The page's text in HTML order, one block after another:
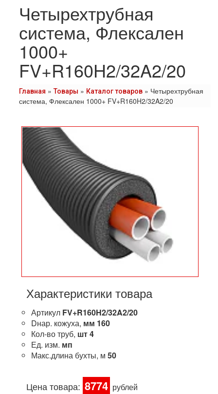
Четырехтрубная
система, Флексален
1000+
FV+R160H2/32A2/20
Главная »Товары » Каталог товаров » Четырехтрубная
система, Флексален 1000+ FV+R160H2/32A2/20
Характеристики товара
Артикул FV+R160H2/32A2/20
Dнар. кожуха, мм 160
Кол-во труб, шт4
Ед. изм. мп
Макс.длина бухты, м 50
Цена товара: 8774 рублей